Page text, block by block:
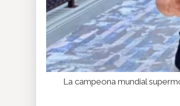
La campeona mundial